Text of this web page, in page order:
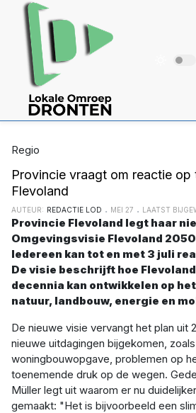
Regio
Provincie vraagt om reactie op
Flevoland
AUTEUR: REDACTIE LOD MEI 27 LAATST
Provincie Flevoland legt haar nieuwe
Omgevingsvisie Flevoland
Iedereen kan tot en met 3 juli
De visie beschrijft hoe
decennia kan ontwikkelen op
natuur, landbouw, energie en
De nieuwe visie vervangt het plan uit 2017. Sindsdien zijn er
nieuwe uitdagingen bijgekomen,
woningbouwopgave, problemen op
toenemende druk op de wegen.
Müller legt uit waarom er nu
gemaakt: "Het is bijvoorbeeld een